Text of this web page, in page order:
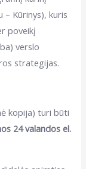
– Kūrinys), kuris
poveikį
verslo
strategijas.
kopija) turi būti
24 valandos el.